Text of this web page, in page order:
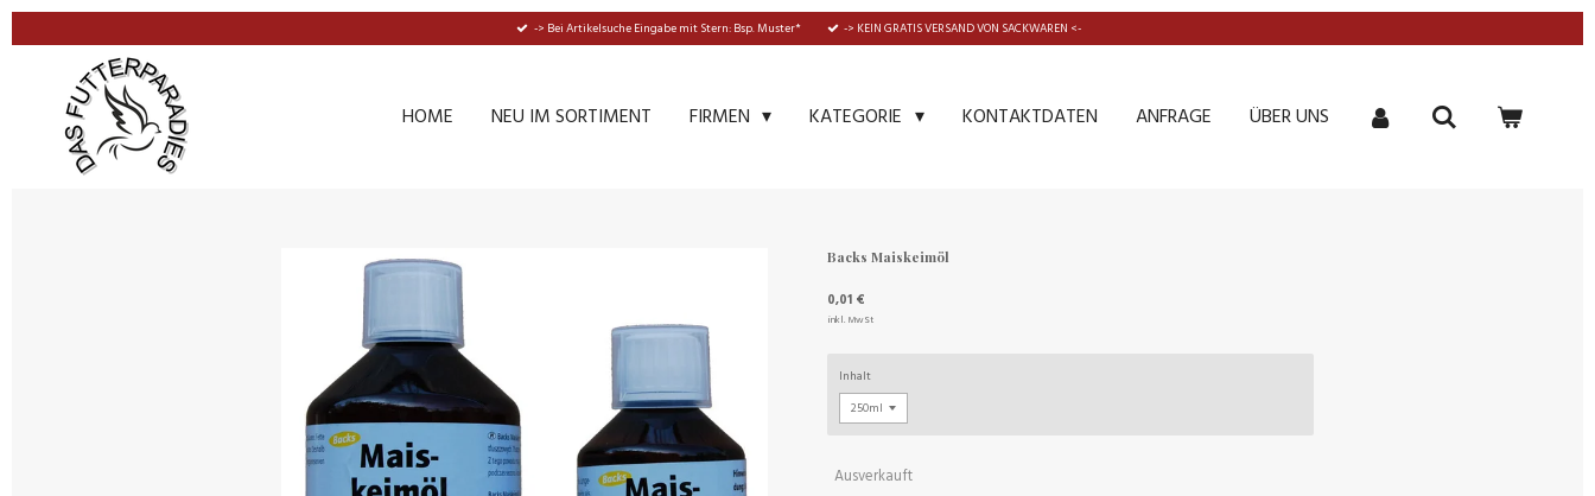
-> Bei Artikelsuche Eingabe mit Stern: Bsp. Muster* -> KEIN GRATIS VERSAND VON SACKWAREN <-
HOME NEU IM SORTIMENT FIRMEN KATEGORIE KONTAKTDATEN ANFRAGE ÜBER UNS
Backs Maiskeimöl
0,01 €
inkl. MwSt
Inhalt
Ausverkauft